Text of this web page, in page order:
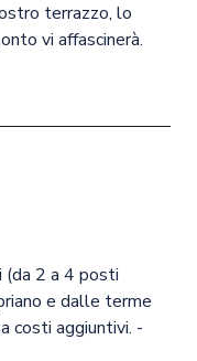
terrazzo, lo
vi affascinerà.
2 a 4 posti
e dalle terme
costi aggiuntivi. -